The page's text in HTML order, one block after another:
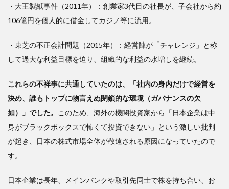
・大王製紙事件（2011年）：創業家3代目の社長が、子会社から約
106億円を個人的に借金してカジノ等に流用。
・東芝の不正会計問題（2015年）：経営陣が「チャレンジ」と称
して過大な利益目標を迫り、組織的な利益の水増しを継続。
これらの不祥事に共通していたのは、「社内の身内だけで経営を
決め、誰もトップに物言えぬ閉鎖的な環境（ガバナンスの欠
如）」でした。
このため、海外の機関投資家から「日本企業は中
身がブラックボックスで怖くて投資できない」という激しい批判
が起き、日本の株式市場全体が敬遠される原因になっていたので
す。
日本企業は長年、メインバンクや取引先同士で株を持ち合い、お